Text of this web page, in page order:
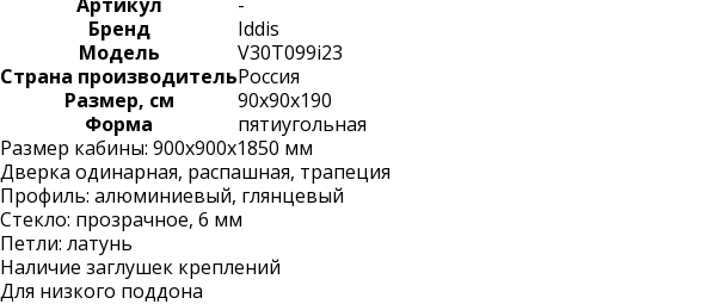
Бренд
Iddis
Модель
V30T099i23
Страна производительРоссия
Размер, см
90х90х190
Форма
пятиугольная
Размер кабины: 900x900x1850 мм
Дверка одинарная, распашная, трапеция
Профиль: алюминиевый, глянцевый
Стекло: прозрачное, 6 мм
Петли: латунь
Наличие заглушек креплений
Для низкого поддона